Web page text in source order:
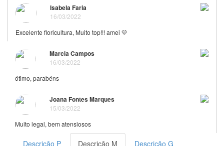
Isabela Faria
16/03/2022
Excelente floricultura, Muito top!!! amei 💛
Marcia Campos
16/03/2022
ótimo, parabéns
Joana Fontes Marques
15/03/2022
Muito legal, bem atensiosos
Descrição P Descrição M Descrição G